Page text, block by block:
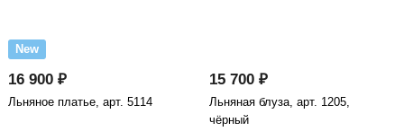
New
16 900 ₽
Льняное платье, арт. 5114
15 700 ₽
Льняная блуза, арт. 1205,
чёрный